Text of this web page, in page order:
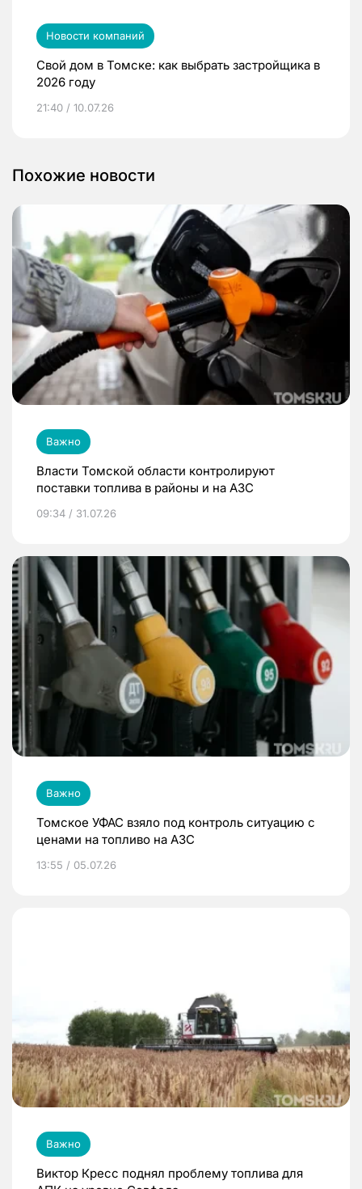
Новости компаний
Свой дом в Томске: как выбрать застройщика в
2026 году
21:40 / 10.07.26
Похожие новости
Важно
Власти Томской области контролируют
поставки топлива в районы и на АЗС
09:34 / 31.07.26
Важно
Томское УФАС взяло под контроль ситуацию с
ценами на топливо на АЗС
13:55 / 05.07.26
Важно
Виктор Кресс поднял проблему топлива для